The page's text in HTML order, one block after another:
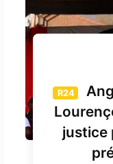
R24
justice